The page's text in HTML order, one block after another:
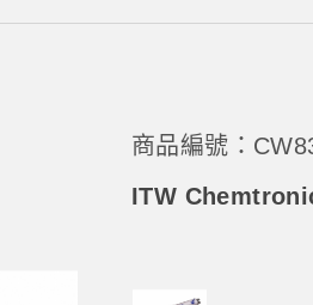
商品編號：
ITW